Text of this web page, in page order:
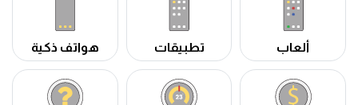
ألعاب تطبيقات هواتف ذكية